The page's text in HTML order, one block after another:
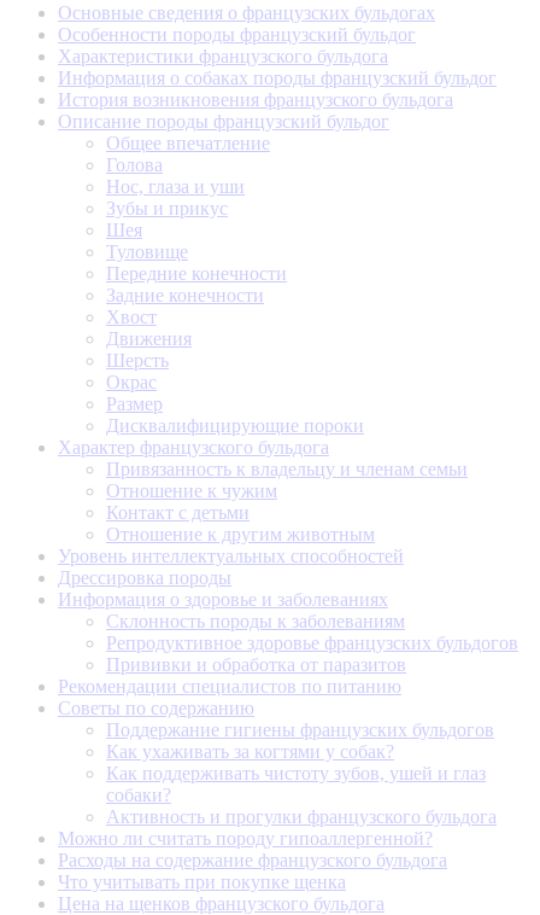
Основные сведения о французских бульдогах
Особенности породы французский бульдог
Характеристики французского бульдога
Информация о собаках породы французский бульдог
История возникновения французского бульдога
Описание породы французский бульдог
Общее впечатление
Голова
Нос, глаза и уши
Зубы и прикус
Шея
Туловище
Передние конечности
Задние конечности
Хвост
Движения
Шерсть
Окрас
Размер
Дисквалифицирующие пороки
Характер французского бульдога
Привязанность к владельцу и членам семьи
Отношение к чужим
Контакт с детьми
Отношение к другим животным
Уровень интеллектуальных способностей
Дрессировка породы
Информация о здоровье и заболеваниях
Склонность породы к заболеваниям
Репродуктивное здоровье французских бульдогов
Прививки и обработка от паразитов
Рекомендации специалистов по питанию
Советы по содержанию
Поддержание гигиены французских бульдогов
Как ухаживать за когтями у собак?
Как поддерживать чистоту зубов, ушей и глаз
собаки?
Активность и прогулки французского бульдога
Можно ли считать породу гипоаллергенной?
Расходы на содержание французского бульдога
Что учитывать при покупке щенка
Цена на щенков французского бульдога